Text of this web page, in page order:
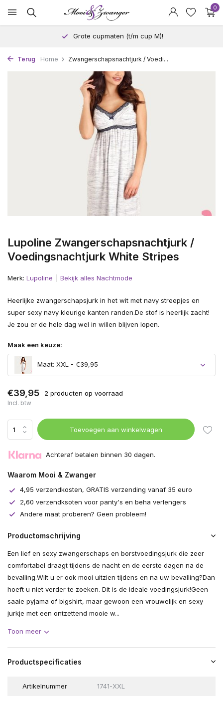
0
Grote cupmaten (t/m cup M)!
Terug Home Zwangerschapsnachtjurk / Voedi...
Lupoline Zwangerschapsnachtjurk /
Voedingsnachtjurk White Stripes
Merk: Lupoline Bekijk alles Nachtmode
Heerlijke zwangerschapsjurk in het wit met navy streepjes en
super sexy navy kleurige kanten randen.De stof is heerlijk zacht!
Je zou er de hele dag wel in willen blijven lopen.
Maak een keuze:
Maat: XXL - €39,95
€39,95 2 producten op voorraad
Incl. btw
Toevoegen aan winkelwagen
Achteraf betalen binnen 30 dagen.
Waarom Mooi & Zwanger
4,95 verzendkosten, GRATIS verzending vanaf 35 euro
2,60 verzendksoten voor panty's en beha verlengers
Andere maat proberen? Geen probleem!
Productomschrijving
Een lief en sexy zwangerschaps en borstvoedingsjurk die zeer
comfortabel draagt tijdens de nacht en de eerste dagen na de
bevalling.Wilt u er ook mooi uitzien tijdens en na uw bevalling?Dan
hoeft u niet verder te zoeken. Dit is de ideale voedingsjurk!Geen
saaie pyjama of bigshirt, maar gewoon een vrouwelijk en sexy
jurkje met een ontzettend mooie w...
Toon meer
Productspecificaties
Artikelnummer 1741-XXL